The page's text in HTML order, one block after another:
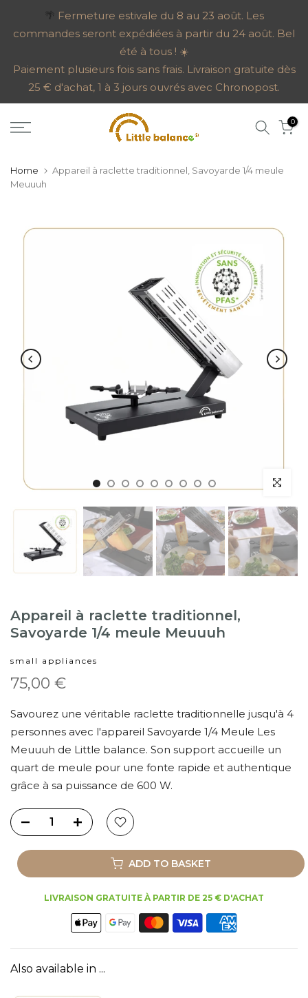
to
🌴 Fermeture estivale du 8 au 23 août. Les
commandes seront expédiées à partir du 24 août. Bel
été à tous ! ☀️
Paiement plusieurs fois sans frais. Livraison gratuite dès
25 € d'achat, 1 à 3 jours ouvrés avec Chronopost.
0
Home
Appareil à raclette traditionnel, Savoyarde 1/4 meule
Meuuuh
Appareil à raclette traditionnel,
Savoyarde 1/4 meule Meuuuh
small appliances
75,00 €
Savourez une véritable raclette traditionnelle jusqu'à 4
personnes avec l'appareil Savoyarde 1/4 Meule Les
Meuuuh de Little balance. Son support accueille un
quart de meule pour une fonte rapide et authentique
grâce à sa puissance de 600 W.
ADD TO BASKET
LIVRAISON GRATUITE À PARTIR DE 25 € D'ACHAT
Also available in ...